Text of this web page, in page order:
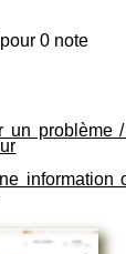
0 note
un problème
information